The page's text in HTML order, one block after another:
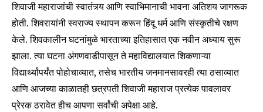
शिवाजी महाराजांची स्वातंत्र्य आणि स्वाभिमानाची भावना अतिशय जागरूक
होती. शिवरायांनी स्वराज्य स्थापन करून हिंदू धर्म आणि संस्कृतीचे रक्षण
केले. शिवकालीन घटनांमुळे भारताच्या इतिहासात एक नवीन अध्याय सुरू
झाला. त्या घटना अंगणवाडीपासून ते महाविद्यालयात शिकणाऱ्या
विद्यार्थ्यांपर्यंत पोहोचाव्यात, तसेच भारतीय जनमानसावरही त्या ठसाव्यात
आणि आजच्या काळातही छत्रपती शिवाजी महाराज प्रत्येक पावलावर
प्रेरक ठरावेत हीच आपणा सर्वांची अपेक्षा आहे.